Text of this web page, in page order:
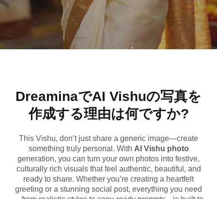
Kani、金色の照明、花、伝統的な衣装など、本格
的なケララの要素を特徴とするパーソナライズさ
れたVishuフェスティバルの写真を簡単に作成でき
ます。共有可能なVishuの願いの画像または現実的
な肖像画が必要な場合は、写真をアップロードす
DreaminaでAI Vishuの写真を
作成する理由は何ですか?
This Vishu, don’t just share a generic image—create
something truly personal. With AI Vishu photo
generation, you can turn your own photos into festive,
culturally rich visuals that feel authentic, beautiful, and
ready to share. Whether you’re creating a heartfelt
greeting or a stunning social post, everything you need